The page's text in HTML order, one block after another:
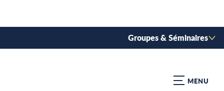
Groupes & Séminaires
MENU